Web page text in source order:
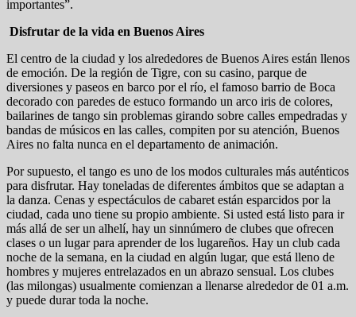
importantes”.
Disfrutar de la vida en Buenos Aires
El centro de la ciudad y los alrededores de Buenos Aires están llenos
de emoción. De la región de Tigre, con su casino, parque de
diversiones y paseos en barco por el río, el famoso barrio de Boca
decorado con paredes de estuco formando un arco iris de colores,
bailarines de tango sin problemas girando sobre calles empedradas y
bandas de músicos en las calles, compiten por su atención, Buenos
Aires no falta nunca en el departamento de animación.
Por supuesto, el tango es uno de los modos culturales más auténticos
para disfrutar. Hay toneladas de diferentes ámbitos que se adaptan a
la danza. Cenas y espectáculos de cabaret están esparcidos por la
ciudad, cada uno tiene su propio ambiente. Si usted está listo para ir
más allá de ser un alhelí, hay un sinnúmero de clubes que ofrecen
clases o un lugar para aprender de los lugareños. Hay un club cada
noche de la semana, en la ciudad en algún lugar, que está lleno de
hombres y mujeres entrelazados en un abrazo sensual. Los clubes
(las milongas) usualmente comienzan a llenarse alrededor de 01 a.m.
y puede durar toda la noche.